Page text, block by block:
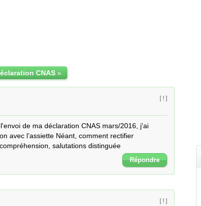
CNAS»
[ ! ]
de ma déclaration CNAS mars/2016, j'ai
avec l’assiette Néant, comment rectifier
salutations distinguée
Répondre
[ ! ]